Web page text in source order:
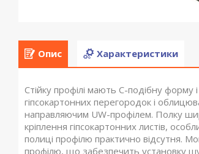
Опис Характеристики
Стійку профілі мають С-подібну форму
гіпсокартонних перегородок і
направляючим UW-профілем. Полку
кріплення гіпсокартонних листів,
полиці профілю практично відсутня.
профілю, що забезпечить установку